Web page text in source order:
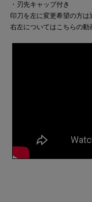
・刃先キャップ付き
印刀を左に変更希望の方は
右左についてはこちらの動